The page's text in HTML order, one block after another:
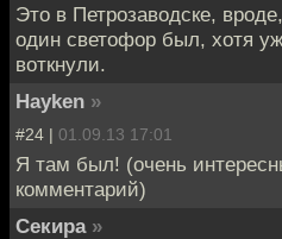
Это в Петрозаводске,
один светофор был, хотя
воткнули.
Hayken »
#24 | 01.09.13 17:01
Я там был! (очень
комментарий)
Секира »